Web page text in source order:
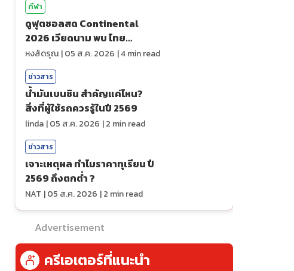
กีฬา
ดูฟุตซอลสด Continental
2026 เวียดนาม พบ ไทย
ถ่ายทอดสดกีฬา
หงส์ดรุณ |05 ส.ค. 2026 |4min read
ข่าวสาร
น้ำมันเบนซิน สำคัญแค่ไหน?
สิ่งที่ผู้ใช้รถควรรู้ในปี 2569
linda |05 ส.ค. 2026 |2 min read
ข่าวสาร
เจาะเหตุผล ทำไมราคาทุเรียน ปี
2569 ถึงตกต่ำ ?
NAT |05 ส.ค. 2026 |2 min read
Advertisement
ครีเอเตอร์ที่แนะนำ